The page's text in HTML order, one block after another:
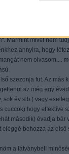
08:10:16
Mármint mivel nem
annyira, hogy
nem olvasom....
szezonja fut. Az
az még egy
sok év stb.) vagy
cuccok) hogy effektíve
második) évadja
eléggé behozza az első
a látványbeli